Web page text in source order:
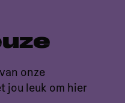
onze
jou leuk om hier